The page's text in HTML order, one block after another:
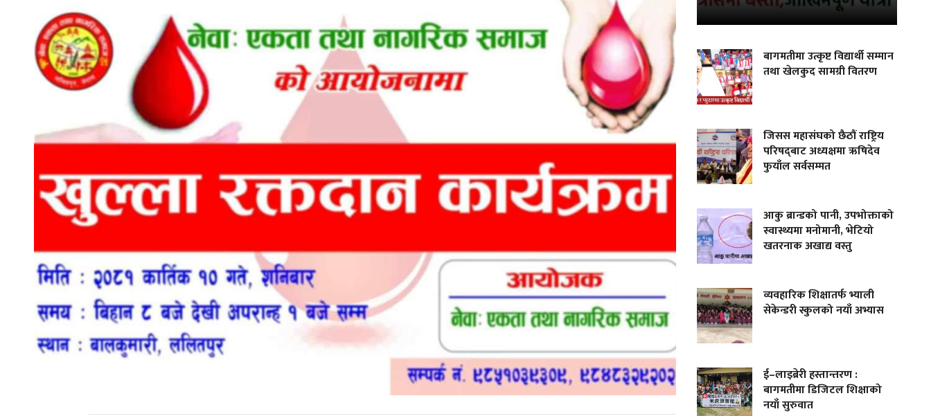
बागमतीमा उत्कृष्ट विद्यार्थी सम्मान
तथा खेलकुद सामग्री वितरण
जिसस महासंघको छैठौं राष्ट्रिय
परिषद्‌बाट अध्यक्षमा ऋषिदेव
फुयाँल सर्वसम्मत
आकु ब्रान्डको पानी, उपभोक्ताको
स्वास्थ्यमा मनोमानी, भेटियो
खतरनाक अखाद्य वस्तु
व्यवहारिक शिक्षातर्फ भ्याली
सेकेन्डरी स्कुलको नयाँ अभ्यास
ई–लाइब्रेरी हस्तान्तरण :
बागमतीमा डिजिटल शिक्षाको
नयाँ सुरुवात